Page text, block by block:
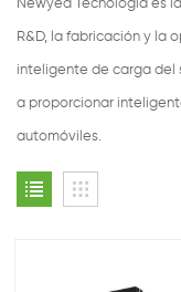
Newyea Tecnología es
R&D, la fabricación y la
inteligente de carga del
a proporcionar
automóviles.